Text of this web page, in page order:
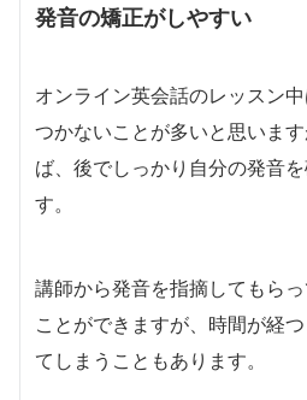
発音の矯正がしやすい
オンライン英会話のレッスン
つかないことが多いと思いま
ば、後でしっかり自分の発音
す。
講師から発音を指摘してもら
ことができますが、時間が経
てしまうこともあります。